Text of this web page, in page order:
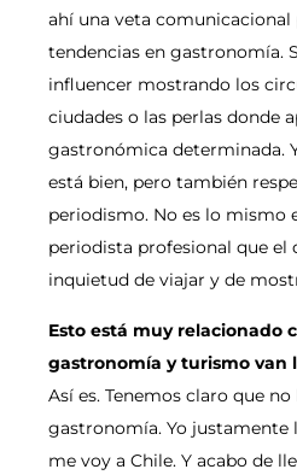
ahí una veta comunicacional
tendencias en gastronomía.
influencer mostrando los
ciudades o las perlas donde
gastronómica determinada.
está bien, pero también
periodismo. No es lo mismo
periodista profesional que el
inquietud de viajar y de
Esto está muy relacionado
gastronomía y turismo van
Así es. Tenemos claro que
gastronomía. Yo justamente
me voy a Chile. Y acabo de